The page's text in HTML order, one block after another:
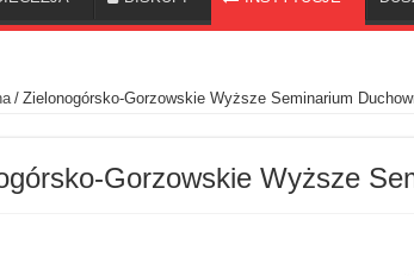
/ Zielonogórsko-Gorzowskie Wyższe Seminarium
Gorzowskie Wyższe